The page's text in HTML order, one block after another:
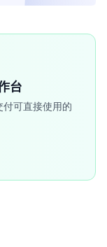
台
可直接使用的